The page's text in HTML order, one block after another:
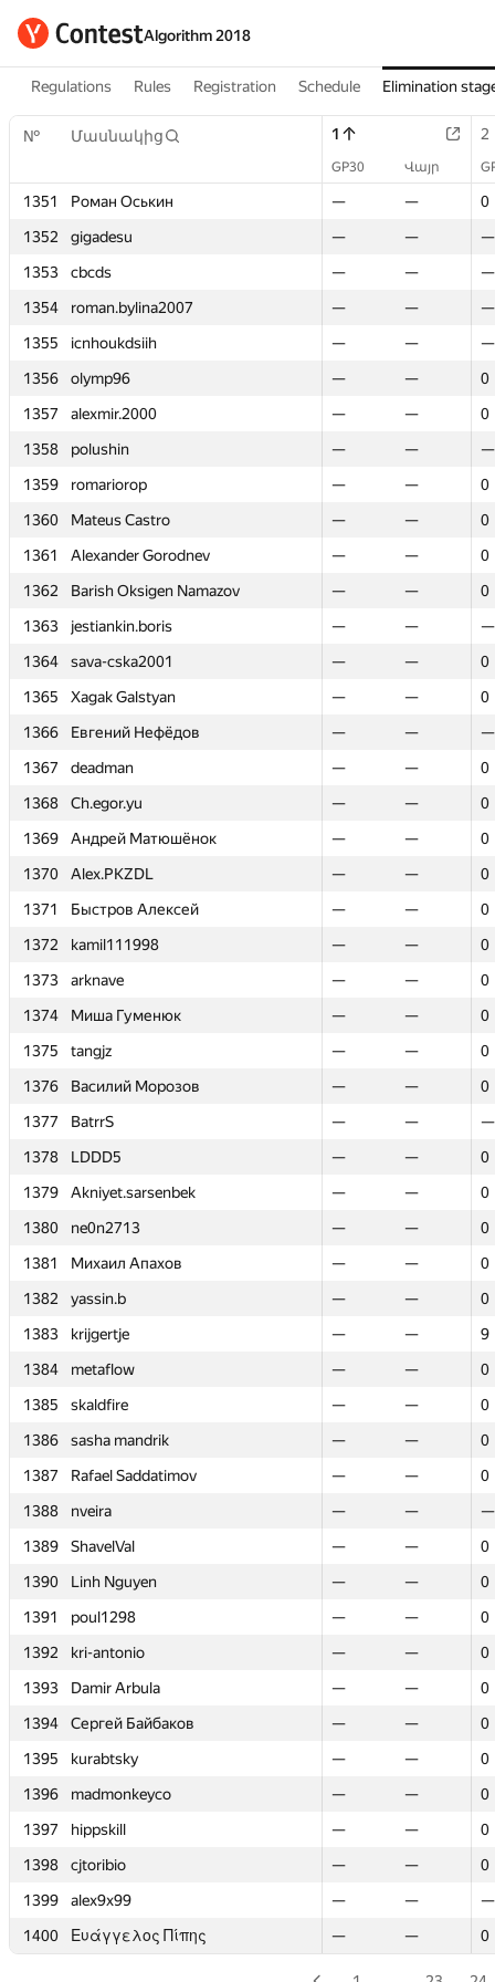
Algorithm 2018
Regulations Rules Registration Schedule Elimination
№ Մասնակից 1 2
GP30 Վայր
1351 Роман Оськин — —
0
1352
gigadesu — —
—
1353
cbcds — —
—
1354
roman.bylina2007 — —
—
1355
icnhoukdsiih — —
—
1356
olymp96 — —
0
1357
alexmir.2000 — —
0
1358
polushin — —
—
1359
romariorop — —
0
1360
Mateus Castro — —
0
1361
Alexander Gorodnev — —
0
1362
Barish Oksigen Namazov — —
0
1363
jestiankin.boris — —
—
1364
sava-cska2001 — —
0
1365
Xagak Galstyan — —
0
1366
Евгений Нефёдов — —
—
1367
deadman — —
0
1368
Ch.egor.yu — —
0
1369
Андрей Матюшёнок — —
0
1370
Alex.PKZDL — —
0
1371
Быстров Алексей — —
0
1372
kamil111998 — —
0
1373
arknave — —
0
1374
Миша Гуменюк — —
0
1375
tangjz — —
0
1376
Василий Морозов — —
0
1377
BatrrS — —
—
1378
LDDD5 — —
0
1379
Akniyet.sarsenbek — —
0
1380
ne0n2713 — —
0
1381
Михаил Апахов — —
0
1382
yassin.b — —
0
1383
krijgertje — —
9
1384
metaflow — —
0
1385
skaldfire — —
0
1386
sasha mandrik — —
0
1387
Rafael Saddatimov — —
0
1388
nveira — —
—
1389
ShavelVal — —
0
1390
Linh Nguyen — —
0
1391
poul1298 — —
0
1392
kri-antonio — —
0
1393
Damir Arbula — —
0
1394
Сергей Байбаков — —
0
1395
kurabtsky — —
0
1396
madmonkeyco — —
0
1397
hippskill — —
0
1398
cjtoribio — —
0
1399
alex9x99 — —
—
1400
Ευάγγελος Πίπης — — 0
№ Մասնակից 1 2
GP30 Վայր
1351 Роман Оськин — —
0
1352
gigadesu — —
—
1353
cbcds — —
—
1354
roman.bylina2007 — —
—
1355
icnhoukdsiih — —
—
1356
olymp96 — —
0
1357
alexmir.2000 — —
0
1358
polushin — —
—
1359
romariorop — —
0
1360
Mateus Castro — —
0
1361
Alexander Gorodnev — —
0
1362
Barish Oksigen Namazov — —
0
1363
jestiankin.boris — —
—
1364
sava-cska2001 — —
0
1365
Xagak Galstyan — —
0
1366
Евгений Нефёдов — —
—
1367
deadman — —
0
1368
Ch.egor.yu — —
0
1369
Андрей Матюшёнок — —
0
1370
Alex.PKZDL — —
0
1371
Быстров Алексей — —
0
1372
kamil111998 — —
0
1373
arknave — —
0
1374
Миша Гуменюк — —
0
1375
tangjz — —
0
1376
Василий Морозов — —
0
1377
BatrrS — —
—
1378
LDDD5 — —
0
1379
Akniyet.sarsenbek — —
0
1380
ne0n2713 — —
0
1381
Михаил Апахов — —
0
1382
yassin.b — —
0
1383
krijgertje — —
9
1384
metaflow — —
0
1385
skaldfire — —
0
1386
sasha mandrik — —
0
1387
Rafael Saddatimov — —
0
1388
nveira — —
—
1389
ShavelVal — —
0
1390
Linh Nguyen — —
0
1391
poul1298 — —
0
1392
kri-antonio — —
0
1393
Damir Arbula — —
0
1394
Сергей Байбаков — —
0
1395
kurabtsky — —
0
1396
madmonkeyco — —
0
1397
hippskill — —
0
1398
cjtoribio — —
0
1399
alex9x99 — —
—
1400
Ευάγγελος Πίπης — — 0